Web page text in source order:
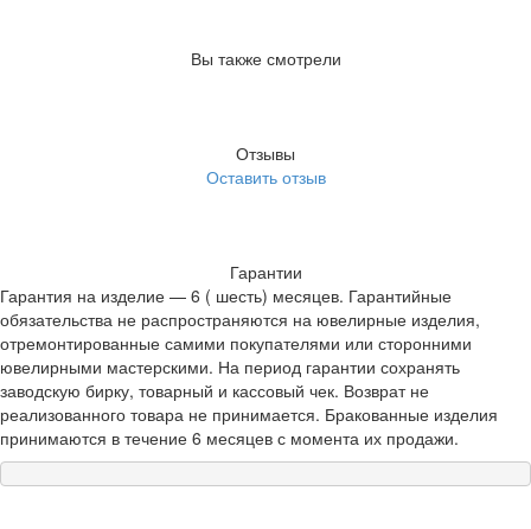
Вы также смотрели
Отзывы
Оставить отзыв
Гарантии
Гарантия на изделие — 6 ( шесть) месяцев. Гарантийные
обязательства не распространяются на ювелирные изделия,
отремонтированные самими покупателями или сторонними
ювелирными мастерскими. На период гарантии сохранять
заводскую бирку, товарный и кассовый чек. Возврат не
реализованного товара не принимается. Бракованные изделия
принимаются в течение 6 месяцев с момента их продажи.